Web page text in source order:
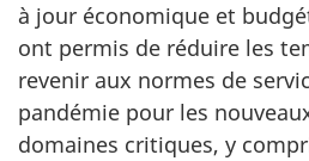
à jour économique et
ont permis de réduire les
revenir aux normes de
pandémie pour les
domaines critiques, y